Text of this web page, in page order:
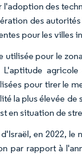
l'adoption des
des
pour les villes
utilisée pour le
pour tirer le
la plus élevée
en situation de
en 2022,
par rapport à